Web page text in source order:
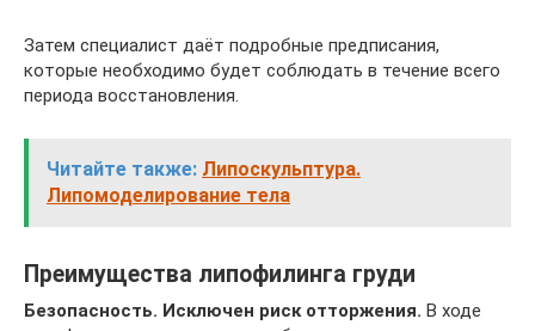
Затем специалист даёт подробные предписания,
которые необходимо будет соблюдать в течение всего
периода восстановления.
Читайте также: Липоскульптура.
Липомоделирование тела
Преимущества липофилинга груди
Безопасность. Исключен риск отторжения. В ходе